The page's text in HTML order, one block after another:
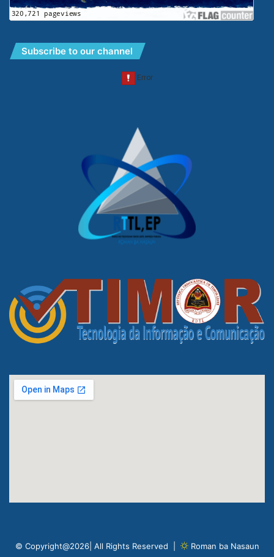
Subscribe to our channel
© Copyright@2026| All Rights Reserved | Roman ba Nasaun